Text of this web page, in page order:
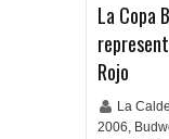
La Copa
Rojo
La
2006,